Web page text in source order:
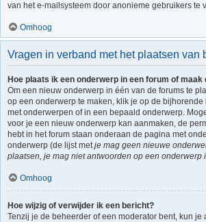
van het e-mailsysteem door anonieme gebruikers te
Omhoog
Vragen in verband met het plaatsen van
Hoe plaats ik een onderwerp in een forum of maak
Om een nieuw onderwerp in één van de forums te
op een onderwerp te maken, klik je op de
met onderwerpen of in een bepaald onderwerp.
voor je een nieuw onderwerp kan aanmaken, de
hebt in het forum staan onderaan de pagina met
onderwerp (de lijst metje mag geen nieuwe
plaatsen, je mag niet antwoorden op een onderwerp
Omhoog
Hoe wijzig of verwijder ik een bericht?
Tenzij je de beheerder of een moderator bent, kun